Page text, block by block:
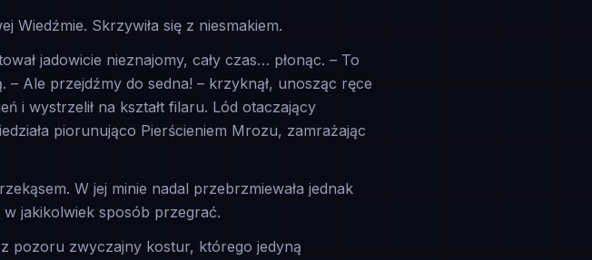
Wiedźmie. Skrzywiła się z niesmakiem.
jadowicie nieznajomy, cały czas… płonąc. – To
Ale przejdźmy do sedna! – krzyknął, unosząc ręce
i wystrzelił na kształt filaru. Lód otaczający
piorunująco Pierścieniem Mrozu, zamrażając
W jej minie nadal przebrzmiewała jednak
w jakikolwiek sposób przegrać.
pozoru zwyczajny kostur, którego jedyną